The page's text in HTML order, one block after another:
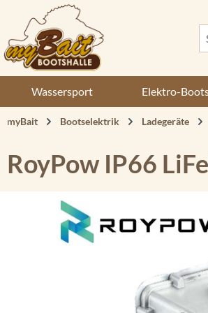
Hauptinhalt springen
Zur Suche springen
Zur Hauptnavigation springen
Wassersport Elektro-
myBait Bootselektrik Ladegeräte
RoyPow IP66
Bildergalerie überspringen